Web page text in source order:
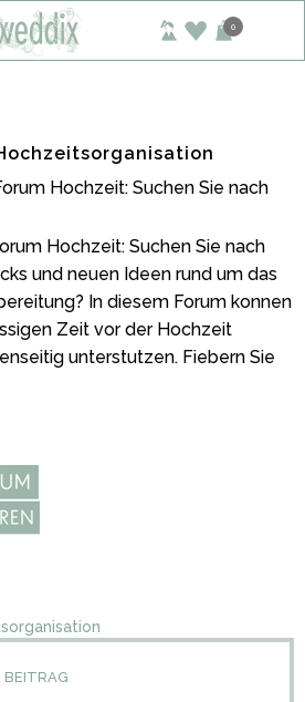
0
Hochzeit: Suchen Sie nach
Hochzeit: Suchen Sie nach
und neuen Ideen rund um das
In diesem Forum konnen
Zeit vor der Hochzeit
unterstutzen. Fiebern Sie
BEITRAG